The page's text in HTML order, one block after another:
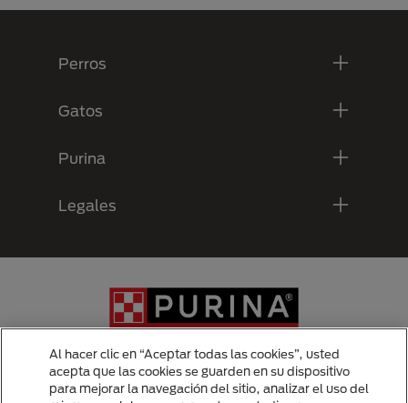
Perros
Gatos
Purina
Legales
Al hacer clic en “Aceptar todas las cookies”, usted
acepta que las cookies se guarden en su dispositivo
para mejorar la navegación del sitio, analizar el uso del